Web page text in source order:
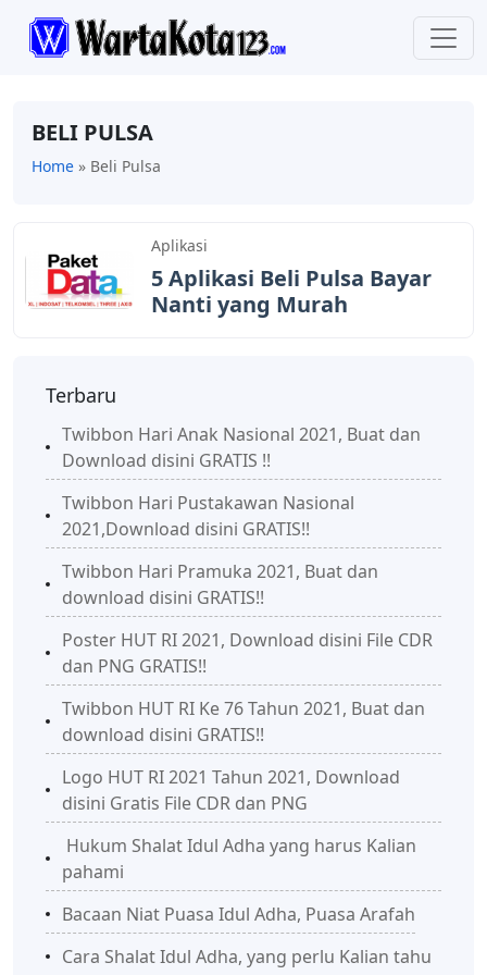
BELI PULSA
Home » Beli Pulsa
Aplikasi
5 Aplikasi Beli Pulsa Bayar
Nanti yang Murah
Terbaru
Twibbon Hari Anak Nasional 2021, Buat dan
Download disini GRATIS !!
Twibbon Hari Pustakawan Nasional
2021,Download disini GRATIS!!
Twibbon Hari Pramuka 2021, Buat dan
download disini GRATIS!!
Poster HUT RI 2021, Download disini File CDR
dan PNG GRATIS!!
Twibbon HUT RI Ke 76 Tahun 2021, Buat dan
download disini GRATIS!!
Logo HUT RI 2021 Tahun 2021, Download
disini Gratis File CDR dan PNG
Hukum Shalat Idul Adha yang harus Kalian
pahami
Bacaan Niat Puasa Idul Adha, Puasa Arafah
Cara Shalat Idul Adha, yang perlu Kalian tahu